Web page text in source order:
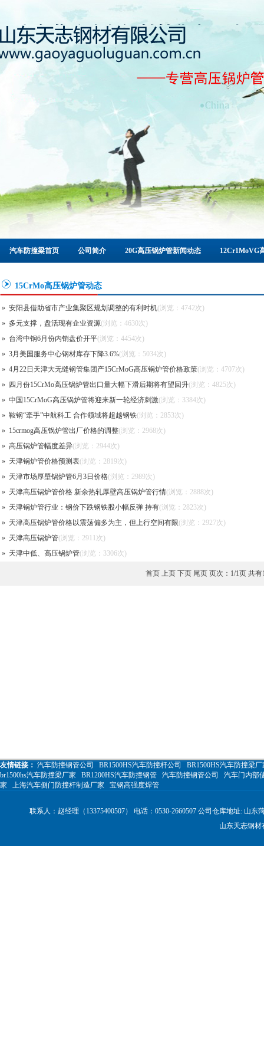
汽车防撞梁首页 公司简介 20G高压锅炉管新闻动态 12Cr1MoVG
15CrMo高压锅炉管动态
» 安阳县借助省市产业集聚区规划调整的有利时机(浏览：4742次)
» 多元支撑，盘活现有企业资源(浏览：4630次)
» 台湾中钢6月份内销盘价开平(浏览：4454次)
» 3月美国服务中心钢材库存下降3.6%(浏览：5034次)
» 4月22日天津大无缝钢管集团产15CrMoG高压锅炉管价格政策(浏览：4707次)
» 四月份15CrMo高压锅炉管出口量大幅下滑后期将有望回升(浏览：4825次)
» 中国15CrMoG高压锅炉管将迎来新一轮经济刺激(浏览：3384次)
» 鞍钢“牵手”中航科工 合作领域将超越钢铁(浏览：2853次)
» 15crmog高压锅炉管出厂价格的调整(浏览：2968次)
» 高压锅炉管幅度差异(浏览：2944次)
» 天津锅炉管价格预测表(浏览：2819次)
» 天津市场厚壁锅炉管6月3日价格(浏览：2989次)
» 天津高压锅炉管价格 新余热轧厚壁高压锅炉管行情(浏览：2888次)
» 天津锅炉管行业：钢价下跌钢铁股小幅反弹 持有(浏览：2823次)
» 天津高压锅炉管价格以震荡偏多为主，但上行空间有限(浏览：2927次)
» 天津高压锅炉管(浏览：2911次)
» 天津中低、高压锅炉管(浏览：3306次)
首页 上页 下页 尾页 页次：1/1页 共有
友情链接： 汽车防撞钢管公司 BR1500HS汽车防撞杆公司
BR1500HS汽车防撞梁厂
br1500hs汽车防撞梁厂家
BR1200HS汽车防撞钢管 汽车防撞钢管公司
汽车门内部
家
上海汽车侧门防撞杆制造厂家 宝钢高强度焊管
联系人：赵经理（13375400507） 电话：0530-2660507 公司仓库地址: 山
山东天志钢